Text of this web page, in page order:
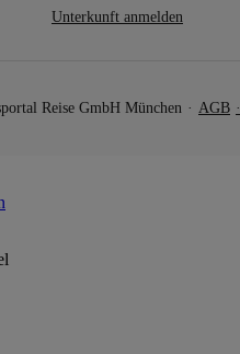
Unterkunft anmelden
Reise GmbH München AGB